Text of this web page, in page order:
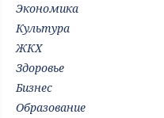
Экономика
Культура
ЖКХ
Здоровье
Бизнес
Образование